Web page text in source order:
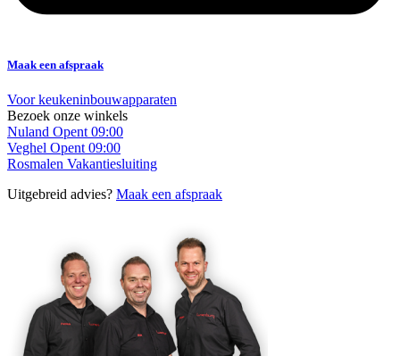
Maak een afspraak
Voor keukeninbouwapparaten
Bezoek onze winkels
Nuland Opent 09:00
Veghel Opent 09:00
Rosmalen Vakantiesluiting
Uitgebreid advies? Maak een afspraak